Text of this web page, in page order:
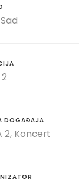
DOGAĐAJA
2 Koncert